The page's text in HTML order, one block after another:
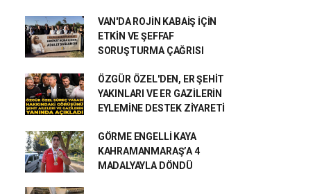
VAN'DA ROJİN KABAİŞ İÇİN
ETKİN VE ŞEFFAF
SORUŞTURMA ÇAĞRISI
ÖZGÜR ÖZEL'DEN, ER ŞEHİT
YAKINLARI VE ER GAZİLERİN
EYLEMİNE DESTEK ZİYARETİ
GÖRME ENGELLİ KAYA
KAHRAMANMARAŞ’A 4
MADALYAYLA DÖNDÜ